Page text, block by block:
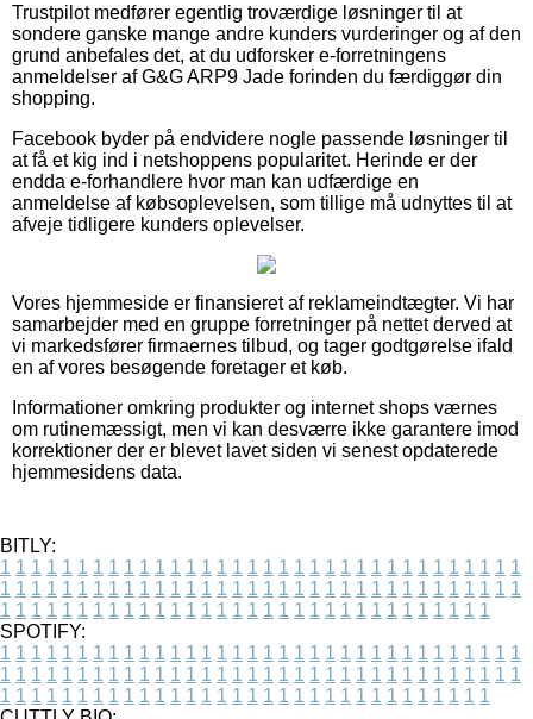
Trustpilot medfører egentlig troværdige løsninger til at
sondere ganske mange andre kunders vurderinger og af den
grund anbefales det, at du udforsker e-forretningens
anmeldelser af G&G ARP9 Jade forinden du færdiggør din
shopping.
Facebook byder på endvidere nogle passende løsninger til
at få et kig ind i netshoppens popularitet. Herinde er der
endda e-forhandlere hvor man kan udfærdige en
anmeldelse af købsoplevelsen, som tillige må udnyttes til at
afveje tidligere kunders oplevelser.
Vores hjemmeside er finansieret af reklameindtægter. Vi har
samarbejder med en gruppe forretninger på nettet derved at
vi markedsfører firmaernes tilbud, og tager godtgørelse ifald
en af vores besøgende foretager et køb.
Informationer omkring produkter og internet shops værnes
om rutinemæssigt, men vi kan desværre ikke garantere imod
korrektioner der er blevet lavet siden vi senest opdaterede
hjemmesidens data.
BITLY:
1 1 1 1 1 1 1 1 1 1 1 1 1 1 1 1 1 1 1 1 1 1 1 1 1 1 1 1 1 1 1 1 1 1
1 1 1 1 1 1 1 1 1 1 1 1 1 1 1 1 1 1 1 1 1 1 1 1 1 1 1 1 1 1 1 1 1 1
1 1 1 1 1 1 1 1 1 1 1 1 1 1 1 1 1 1 1 1 1 1 1 1 1 1 1 1 1 1 1 1
SPOTIFY:
1 1 1 1 1 1 1 1 1 1 1 1 1 1 1 1 1 1 1 1 1 1 1 1 1 1 1 1 1 1 1 1 1 1
1 1 1 1 1 1 1 1 1 1 1 1 1 1 1 1 1 1 1 1 1 1 1 1 1 1 1 1 1 1 1 1 1 1
1 1 1 1 1 1 1 1 1 1 1 1 1 1 1 1 1 1 1 1 1 1 1 1 1 1 1 1 1 1 1 1